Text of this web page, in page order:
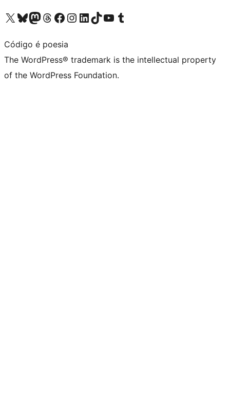
Visit our X (formerly Twitter) account
Visit our Bluesky account
Visit our Mastodon account
Visit our Threads account
Visit our Facebook page
Visit our Instagram account
Visit our LinkedIn account
Visit our TikTok account
Visit our YouTube channel
Visit our Tumblr account
Código é poesia
The WordPress® trademark is the intellectual property
of the WordPress Foundation.